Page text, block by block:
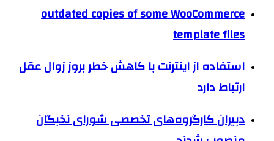
outdated copies of some WooCommerce
template files
استفاده از اینترنت با کاهش خطر بروز زوال عقل
ارتباط دارد
دبیران کارگروه‌های تخصصی شورای نخبگان